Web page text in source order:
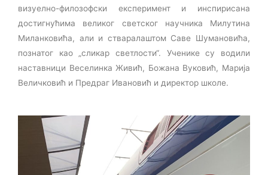
визуелно-филозофски експеримент и инспирисана
достигнућима великог светског научника Милутина
Миланковића, али и стваралаштом Саве Шумановића,
познатог као „сликар светлости“. Ученике су водили
наставници Веселинка Живић, Божана Вуковић, Марија
Величковић и Предраг Ивановић и директор школе.